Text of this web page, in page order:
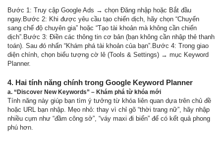
Bước 1: Truy cập Google Ads → chọn Đăng nhập hoặc Bắt đầu
ngay.Bước 2: Khi được yêu cầu tạo chiến dịch, hãy chọn “Chuyển
sang chế độ chuyên gia” hoặc “Tạo tài khoản mà không cần chiến
dịch”.Bước 3: Điền các thông tin cơ bản (bạn không cần nhập thẻ thanh
toán). Sau đó nhấn “Khám phá tài khoản của bạn”.Bước 4: Trong giao
diện chính, chọn biểu tượng cờ lê (Tools & Settings) → mục Keyword
Planner.
4. Hai tính năng chính trong Google Keyword Planner
a. “Discover New Keywords” – Khám phá từ khóa mới
Tính năng này giúp bạn tìm ý tưởng từ khóa liên quan dựa trên chủ đề
hoặc URL bạn nhập. Mẹo nhỏ: thay vì chỉ gõ “thời trang nữ”, hãy nhập
nhiều cụm như “đầm công sở”, “váy maxi đi biển” để có kết quả phong
phú hơn.